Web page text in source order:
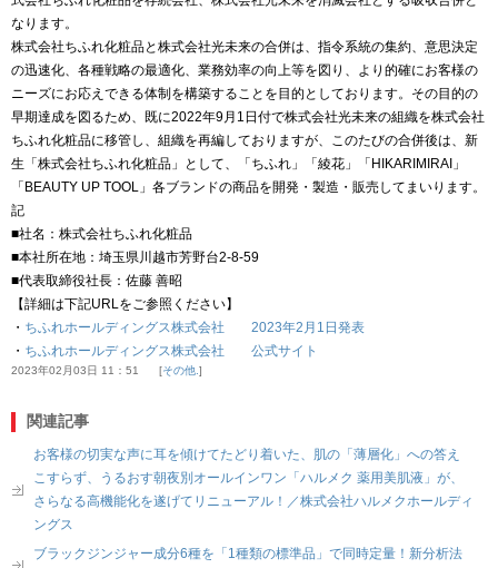
なります。
株式会社ちふれ化粧品と株式会社光未来の合併は、指令系統の集約、意思決定
の迅速化、各種戦略の最適化、業務効率の向上等を図り、より的確にお客様の
ニーズにお応えできる体制を構築することを目的としております。その目的の
早期達成を図るため、既に2022年9月1日付で株式会社光未来の組織を株式会社
ちふれ化粧品に移管し、組織を再編しておりますが、このたびの合併後は、新
生「株式会社ちふれ化粧品」として、「ちふれ」「綾花」「HIKARIMIRAI」
「BEAUTY UP TOOL」各ブランドの商品を開発・製造・販売してまいります。
記
■社名：株式会社ちふれ化粧品
■本社所在地：埼玉県川越市芳野台2-8-59
■代表取締役社長：佐藤 善昭
【詳細は下記URLをご参照ください】
・ ちふれホールディングス株式会社 2023年2月1日発表
・ ちふれホールディングス株式会社 公式サイト
2023年02月03日 11：51 その他.
関連記事
お客様の切実な声に耳を傾けてたどり着いた、肌の「薄層化」への答え
こすらず、うるおす朝夜別オールインワン「ハルメク 薬用美肌液」が、
さらなる高機能化を遂げてリニューアル！／株式会社ハルメクホールディ
ングス
ブラックジンジャー成分6種を「1種類の標準品」で同時定量！新分析法